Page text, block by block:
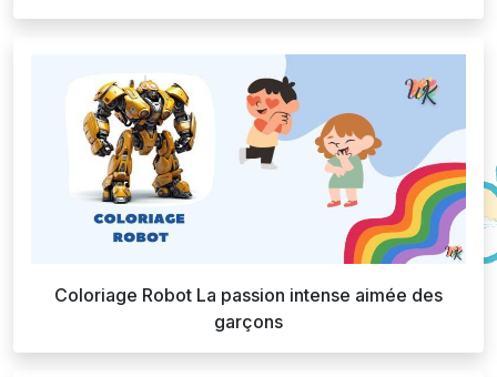
Coloriage Robot La passion intense aimée des
garçons